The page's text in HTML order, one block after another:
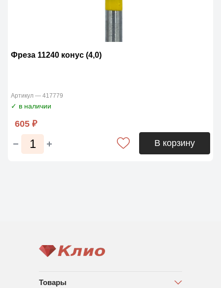
Фреза 11240 конус (4,0)
Артикул — 417779
✓ в наличии
605 ₽
В корзину
Товары